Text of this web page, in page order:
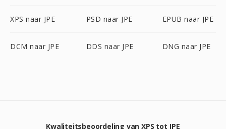
XPS naar JPE PSD naar JPE EPUB naar JPE
DCM naar JPE DDS naar JPE DNG naar JPE
Kwaliteitsbeoordeling van XPS tot JPE